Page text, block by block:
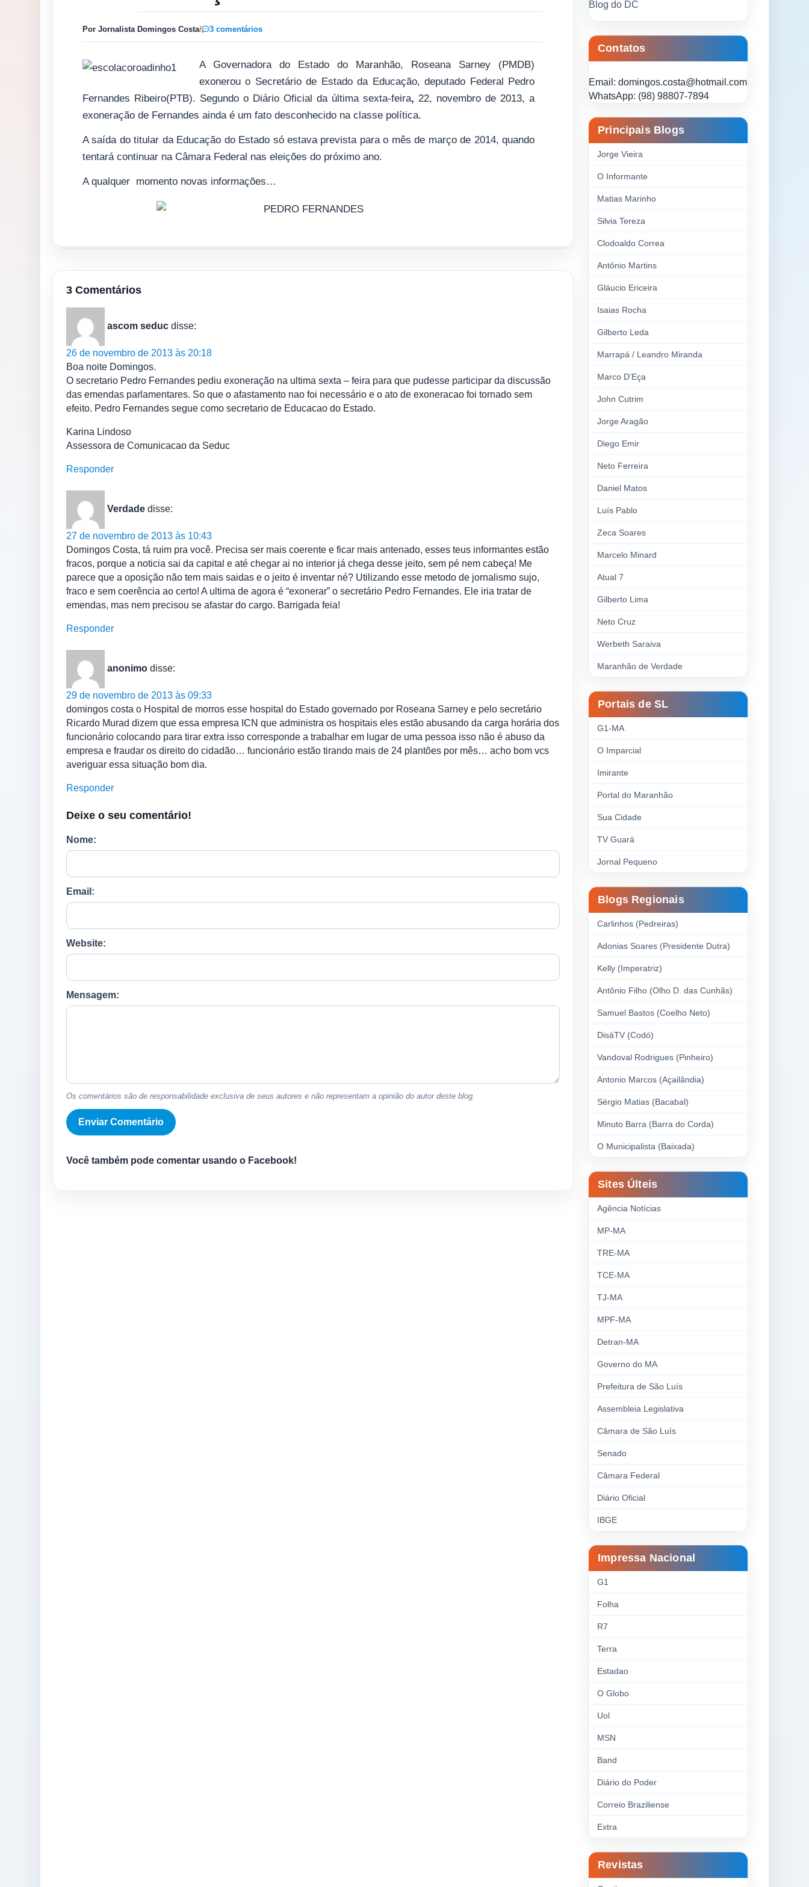
Por Jornalista Domingos Costa/ 3 comentários
A Governadora do Estado do Maranhão, Roseana Sarney (PMDB)
exonerou o Secretário de Estado da Educação, deputado Federal Pedro
Fernandes Ribeiro(PTB). Segundo o Diário Oficial da última sexta-feira, 22, novembro de 2013, a
exoneração de Fernandes ainda é um fato desconhecido na classe política.
A saída do titular da Educação do Estado só estava prevista para o mês de março de 2014, quando
tentará continuar na Câmara Federal nas eleições do próximo ano.
A qualquer momento novas informações…
3 Comentários
ascom seduc disse:
26 de novembro de 2013 às 20:18
Boa noite Domingos.
O secretario Pedro Fernandes pediu exoneração na ultima sexta – feira para que pudesse participar da discussão
das emendas parlamentares. So que o afastamento nao foi necessário e o ato de exoneracao foi tornado sem
efeito. Pedro Fernandes segue como secretario de Educacao do Estado.
Karina Lindoso
Assessora de Comunicacao da Seduc
Responder
Verdade disse:
27 de novembro de 2013 às 10:43
Domingos Costa, tá ruim pra você. Precisa ser mais coerente e ficar mais antenado, esses teus informantes estão
fracos, porque a noticia sai da capital e até chegar ai no interior já chega desse jeito, sem pé nem cabeça! Me
parece que a oposição não tem mais saidas e o jeito é inventar né? Utilizando esse metodo de jornalismo sujo,
fraco e sem coerência ao certo! A ultima de agora é “exonerar” o secretário Pedro Fernandes. Ele iria tratar de
emendas, mas nem precisou se afastar do cargo. Barrigada feia!
Responder
anonimo disse:
29 de novembro de 2013 às 09:33
domingos costa o Hospital de morros esse hospital do Estado governado por Roseana Sarney e pelo secretário
Ricardo Murad dizem que essa empresa ICN que administra os hospitais eles estão abusando da carga horária dos
funcionário colocando para tirar extra isso corresponde a trabalhar em lugar de uma pessoa isso não é abuso da
empresa e fraudar os direito do cidadão… funcionário estão tirando mais de 24 plantões por mês… acho bom vcs
averiguar essa situação bom dia.
Responder
Deixe o seu comentário!
Nome:
Email:
Website:
Mensagem:
Os comentários são de responsabilidade exclusiva de seus autores e não representam a opinião do autor deste blog.
Você também pode comentar usando o Facebook!
Blog do DC
Contatos
Email: domingos.costa@hotmail.com
WhatsApp: (98) 98807-7894
Principais Blogs
Jorge Vieira
O Informante
Matias Marinho
Silvia Tereza
Clodoaldo Correa
Antônio Martins
Gláucio Ericeira
Isaias Rocha
Gilberto Leda
Marrapá / Leandro Miranda
Marco D’Eça
John Cutrim
Jorge Aragão
Diego Emir
Neto Ferreira
Daniel Matos
Luís Pablo
Zeca Soares
Marcelo Minard
Atual 7
Gilberto Lima
Neto Cruz
Werbeth Saraiva
Maranhão de Verdade
Portais de SL
G1-MA
O Imparcial
Imirante
Portal do Maranhão
Sua Cidade
TV Guará
Jornal Pequeno
Blogs Regionais
Carlinhos (Pedreiras)
Adonias Soares (Presidente Dutra)
Kelly (Imperatriz)
Antônio Filho (Olho D. das Cunhãs)
Samuel Bastos (Coelho Neto)
DisáTV (Codó)
Vandoval Rodrigues (Pinheiro)
Antonio Marcos (Açailândia)
Sérgio Matias (Bacabal)
Minuto Barra (Barra do Corda)
O Municipalista (Baixada)
Sites Últeis
Agência Notícias
MP-MA
TRE-MA
TCE-MA
TJ-MA
MPF-MA
Detran-MA
Governo do MA
Prefeitura de São Luís
Assembleia Legislativa
Câmara de São Luís
Senado
Câmara Federal
Diário Oficial
IBGE
Impressa Nacional
G1
Folha
R7
Terra
Estadao
O Globo
Uol
MSN
Band
Diário do Poder
Correio Braziliense
Extra
Revistas